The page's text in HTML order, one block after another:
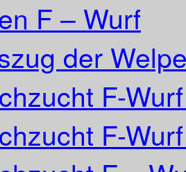
F – Wurf
der
F-
F-